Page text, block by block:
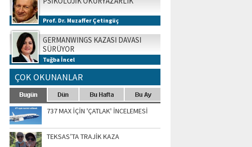
Prof. Dr. Muzaffer Çetingüç
GERMANWINGS KAZASI DAVASI
SÜRÜYOR
Tuğba İncel
ÇOK OKUNANLAR
737 MAX İÇİN 'ÇATLAK' İNCELEMESİ
TEKSAS’TA TRAJİK KAZA